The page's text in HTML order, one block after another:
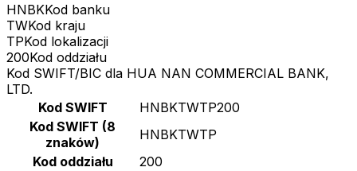
HNBKKod banku
TWKod kraju
TPKod lokalizacji
200Kod oddziału
Kod SWIFT/BIC dla HUA NAN COMMERCIAL BANK,
LTD.
Kod SWIFT
HNBKTWTP200
Kod SWIFT (8
znaków)
HNBKTWTP
Kod oddziału
200